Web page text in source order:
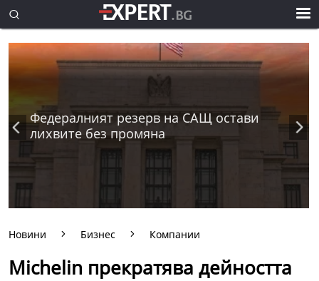
Федералният резерв на САЩ остави
лихвите без промяна
Новини Бизнес Компании
Michelin прекратява дейността